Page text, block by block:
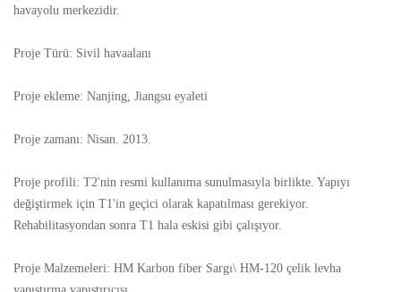
havayolu merkezidir.
Proje Türü: Sivil havaalanı
Proje ekleme: Nanjing, Jiangsu eyaleti
Proje zamanı: Nisan. 2013.
Proje profili: T2'nin resmi kullanıma sunulmasıyla birlikte. Yapıyı
değiştirmek için T1'in geçici olarak kapatılması gerekiyor.
Rehabilitasyondan sonra T1 hala eskisi gibi çalışıyor.
Proje Malzemeleri: HM Karbon fiber Sargı\ HM-120 çelik levha